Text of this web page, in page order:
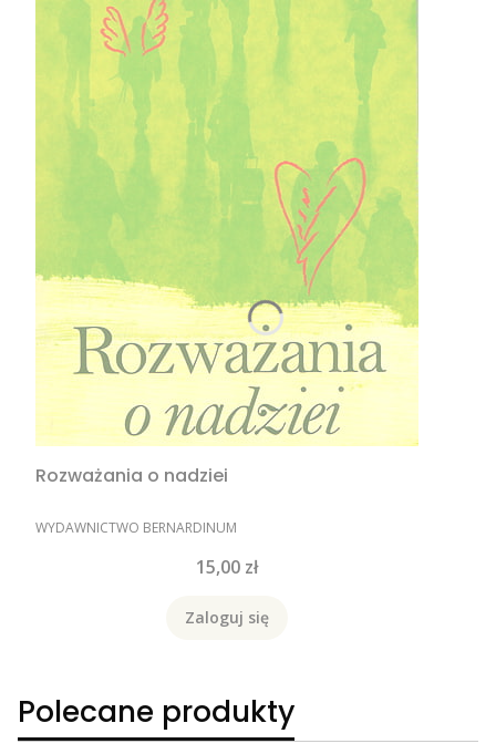
Rozważania o nadziei
PRODUCENT
WYDAWNICTWO BERNARDINUM
Cena
15,00 zł
Zaloguj się
Polecane produkty